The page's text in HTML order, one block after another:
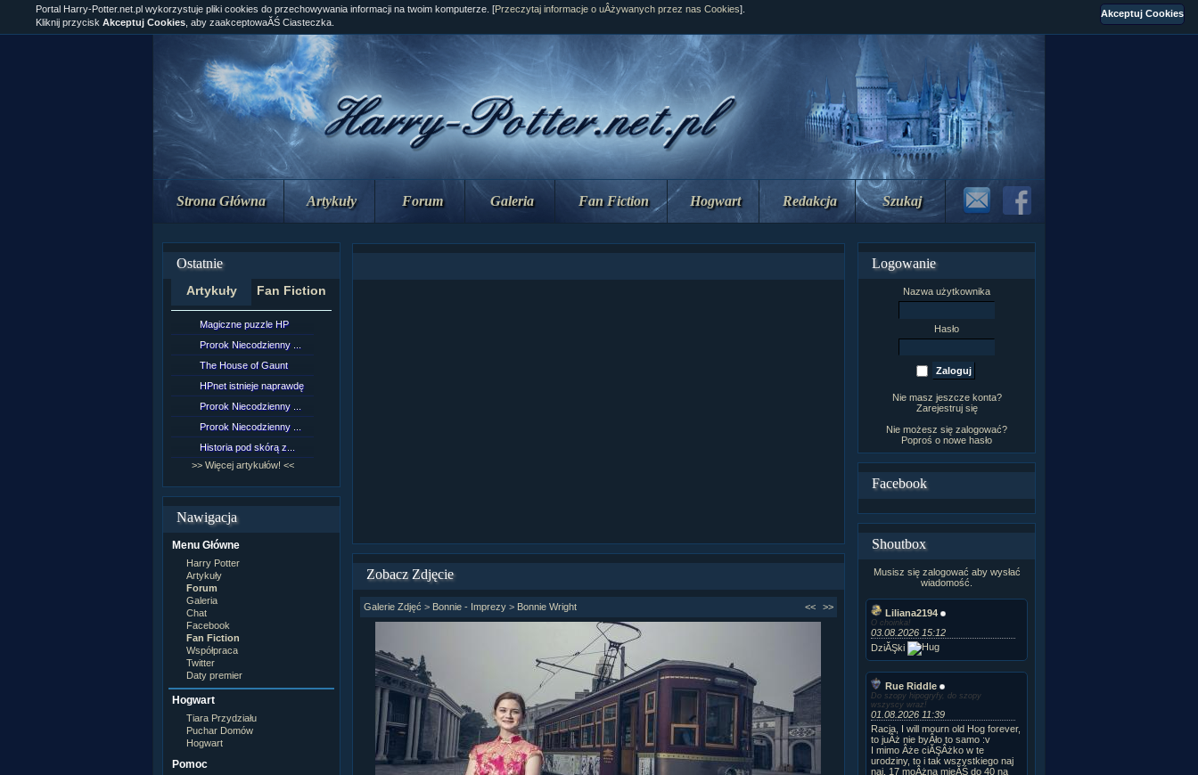
Strona Główna Artykuły Forum Galeria Fan Fiction Hogwart Redakcja Szukaj
Ostatnie
Artykuły Fan Fiction
Magiczne puzzle HP
Prorok Niecodzienny ...
The House of Gaunt
HPnet istnieje naprawdę
Prorok Niecodzienny ...
Prorok Niecodzienny ...
Historia pod skórą z...
>> Więcej artykułów! <<
Nawigacja
Menu Główne
Harry Potter
Artykuły
Forum
Galeria
Chat
Facebook
Fan Fiction
Współpraca
Twitter
Daty premier
Hogwart
Tiara Przydziału
Puchar Domów
Hogwart
Pomoc
Portal Harry-Potter.net.pl wykorzystuje pliki cookies do przechowywania informacji na twoim komputerze. [Przeczytaj informacje o uÂżywanych przez nas Cookies].
Kliknij przycisk Akceptuj Cookies , aby zaakceptowaĂŚ Ciasteczka.
Zobacz Zdjęcie
Galerie Zdjęć > Bonnie - Imprezy> Bonnie Wright << >>
Logowanie
Nazwa użytkownika
Hasło
Nie masz jeszcze konta?
Zarejestruj się
Nie możesz się zalogować?
Poproś o nowe hasło
Facebook
Shoutbox
Musisz się zalogować aby wysłać
wiadomość.
Liliana2194
O choinka!
03.08.2026 15:12
DziĂŞki
Rue Riddle
Do szopy hipogryfy, do szopy
wszyscy wraz!
01.08.2026 11:39
Racja, I will mourn old Hog forever,
to juÂż nie byÂło to samo :v
I mimo Âże ciĂŞÂżko w te
urodziny, to i tak wszystkiego naj
naj, 17 moÂżna mieĂŚ do 40 na